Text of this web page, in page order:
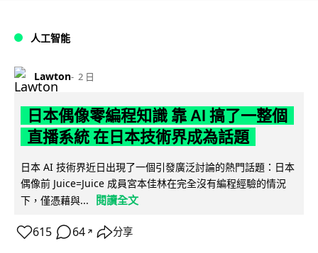
人工智能
Lawton 2 日
日本偶像零編程知識 靠 AI 搞了一整個
直播系統 在日本技術界成為話題
日本 AI 技術界近日出現了一個引發廣泛討論的熱門話題：日本
偶像前 Juice=Juice 成員宮本佳林在完全沒有編程經驗的情況
下，僅憑藉與...
閱讀全文
615 64 ↗ 分享